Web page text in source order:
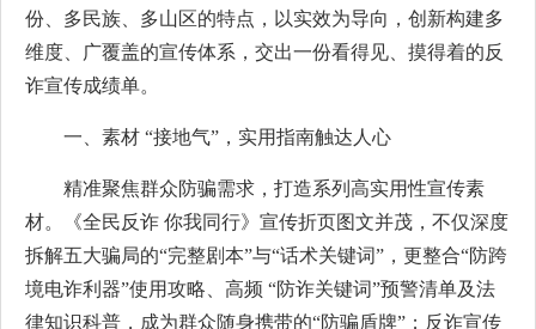
份、多民族、多山区的特点，以实效为导向，创新构建多
维度、广覆盖的宣传体系，交出一份看得见、摸得着的反
诈宣传成绩单。
一、素材 “接地气”，实用指南触达人心
精准聚焦群众防骗需求，打造系列高实用性宣传素
材。《全民反诈 你我同行》宣传折页图文并茂，不仅深度
拆解五大骗局的“完整剧本”与“话术关键词”，更整合“防跨
境电诈利器”使用攻略、高频 “防诈关键词”预警清单及法
律知识科普，成为群众随身携带的“防骗盾牌”；反诈宣传